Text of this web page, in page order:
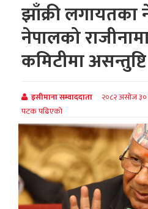
झाँक्री लगायतका
नेपालको
कमिटीमा असन्तुष्टि
इसीमाना सम्वाददाता २०८२ असोज ३०
पटक पढिएको